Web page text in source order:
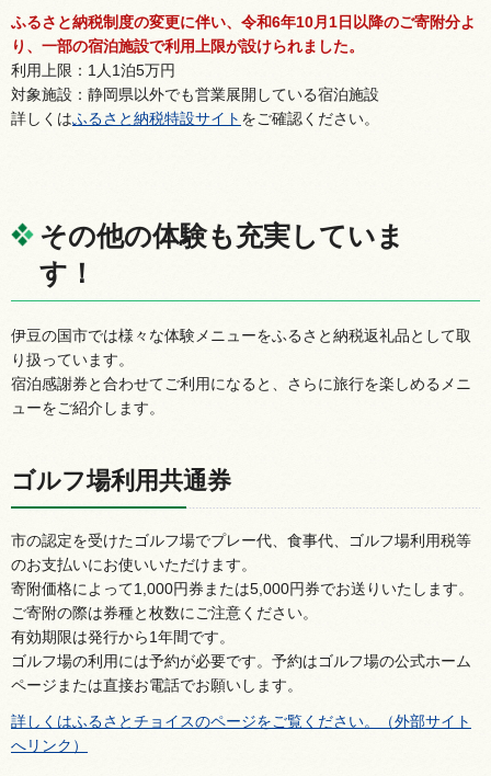
ふるさと納税制度の変更に伴い、令和6年10月1日以降のご寄附分よ
り、一部の宿泊施設で利用上限が設けられました。
利用上限：1人1泊5万円
対象施設：静岡県以外でも営業展開している宿泊施設
詳しくはふるさと納税特設サイト をご確認ください。
その他の体験も充実していま
す！
伊豆の国市では様々な体験メニューをふるさと納税返礼品として取
り扱っています。
宿泊感謝券と合わせてご利用になると、さらに旅行を楽しめるメニ
ューをご紹介します。
ゴルフ場利用共通券
市の認定を受けたゴルフ場でプレー代、食事代、ゴルフ場利用税等
のお支払いにお使いいただけます。
寄附価格によって1,000円券または5,000円券でお送りいたします。
ご寄附の際は券種と枚数にご注意ください。
有効期限は発行から1年間です。
ゴルフ場の利用には予約が必要です。予約はゴルフ場の公式ホーム
ページまたは直接お電話でお願いします。
詳しくはふるさとチョイスのページをご覧ください。（外部サイト
へリンク）